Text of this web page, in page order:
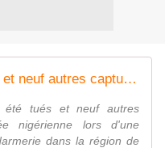
Niger : deux terroristes tués et neuf autres capturés dans une attaque dans l'ouest du pays
été tués et neuf autres
nigérienne lors d'une
dans la région de